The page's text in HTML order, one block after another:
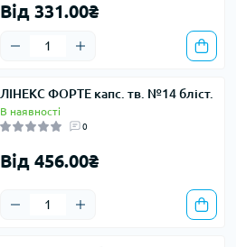
Від 331.00₴
ЛІНЕКС ФОРТЕ капс. тв. №14 бліст.
В наявності
0
Від 456.00₴